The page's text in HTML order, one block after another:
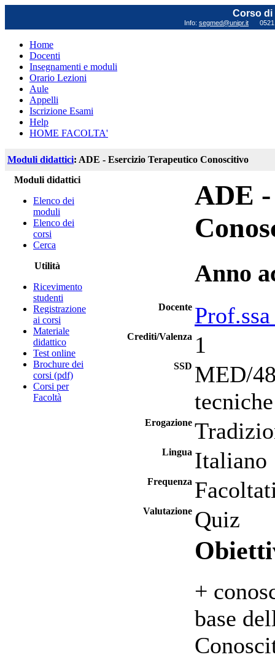
Corso di
Info: segmed@unipr.it
Home
Docenti
Insegnamenti e moduli
Orario Lezioni
Aule
Appelli
Iscrizione Esami
Help
HOME FACOLTA'
Moduli didattici: ADE - Esercizio Terapeutico Conoscitivo
Moduli didattici
Elenco dei
moduli
Elenco dei
corsi
Cerca
Utilità
Ricevimento
studenti
Registrazione
ai corsi
Materiale
didattico
Test online
Brochure dei
corsi (pdf)
Corsi per
Facoltà
ADE -
Anno
Docente
Crediti/Valenza 1
SSD MED/
Erogazione
Lingua Italiano
Frequenza
Valutazione Quiz
+
base